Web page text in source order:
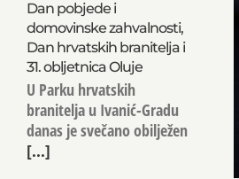
Dan pobjede i
domovinske zahvalnosti,
Dan hrvatskih branitelja i
31. obljetnica Oluje
U Parku hrvatskih
branitelja u Ivanić-Gradu
danas je svečano obilježen
[...]